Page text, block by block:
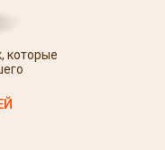
которые